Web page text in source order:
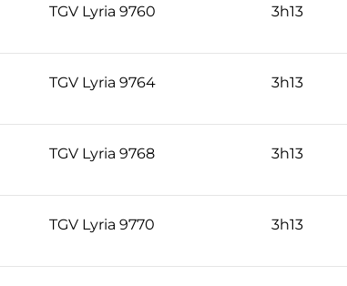
TGV Lyria 9760 3h13
TGV Lyria 9764 3h13
TGV Lyria 9768 3h13
TGV Lyria 9770 3h13